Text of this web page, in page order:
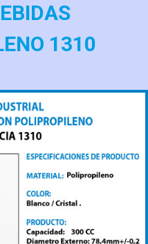
1310